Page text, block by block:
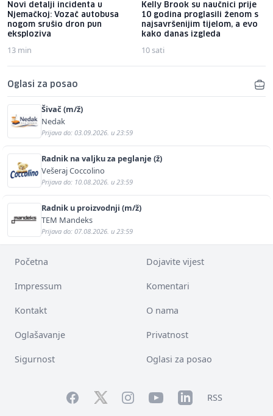
Novi detalji incidenta u
Njemačkoj: Vozač autobusa
nogom srušio dron pun
eksploziva
13 min
Kelly Brook su naučnici prije
10 godina proglasili ženom s
najsavršenijim tijelom, a evo
kako danas izgleda
10 sati
Oglasi za posao
Šivač (m/ž)
Nedak
Prijava do: 03.09.2026. u 23:59
Radnik na valjku za peglanje (ž)
Vešeraj Coccolino
Prijava do: 10.08.2026. u 23:59
Radnik u proizvodnji (m/ž)
TEM Mandeks
Prijava do: 07.08.2026. u 23:59
Početna Dojavite vijest
Impressum Komentari
Kontakt O nama
Oglašavanje Privatnost
Sigurnost Oglasi za posao
FacebookTwitterInstagramYouTubeLinkedInRSS